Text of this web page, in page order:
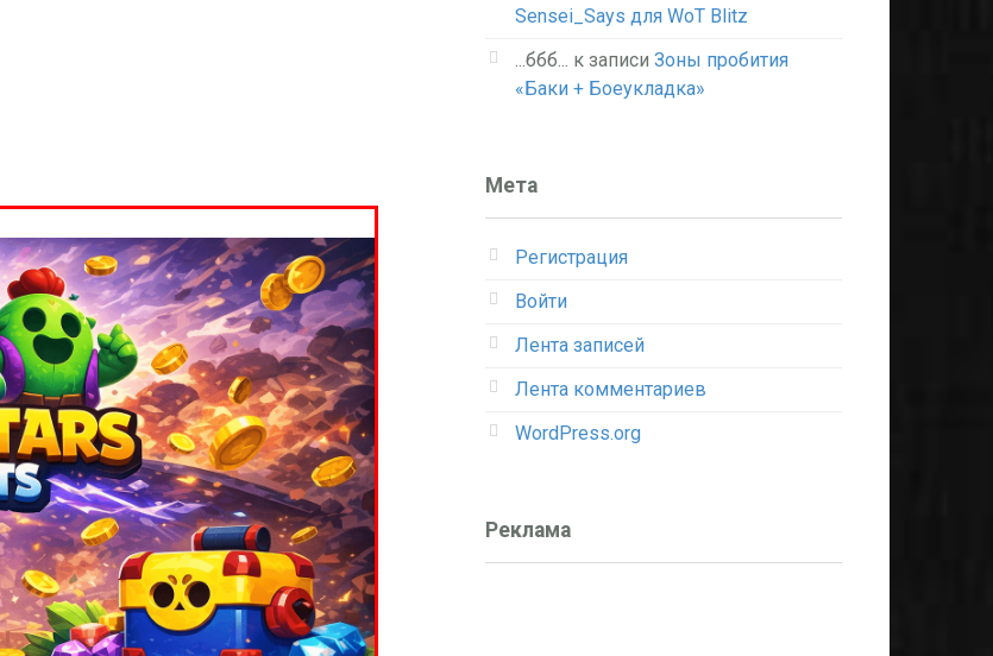
Sensei_Says для WoT Blitz
...ббб... к записи Зоны пробития
«Баки + Боеукладка»
Мета
Регистрация
Войти
Лента записей
Лента комментариев
WordPress.org
Реклама